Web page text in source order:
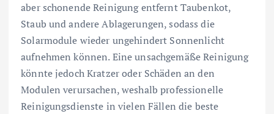
aber schonende Reinigung entfernt Taubenkot,
Staub und andere Ablagerungen, sodass die
Solarmodule wieder ungehindert Sonnenlicht
aufnehmen können. Eine unsachgemäße Reinigung
könnte jedoch Kratzer oder Schäden an den
Modulen verursachen, weshalb professionelle
Reinigungsdienste in vielen Fällen die beste